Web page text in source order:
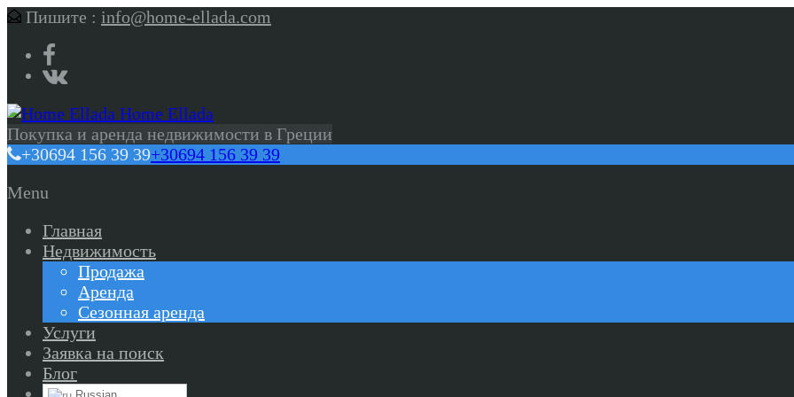
Пишите : info@home-ellada.com
Home Ellada
Покупка и аренда недвижимости в Греции
+30694 156 39 39+30694 156 39 39
Menu
Главная
Недвижимость
Продажа
Аренда
Сезонная аренда
Услуги
Заявка на поиск
Блог